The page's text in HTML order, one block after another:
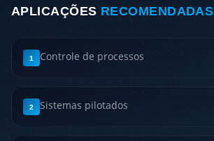
APLICAÇÕES RECOMENDADAS
1 Controle de processos
2 Sistemas pilotados